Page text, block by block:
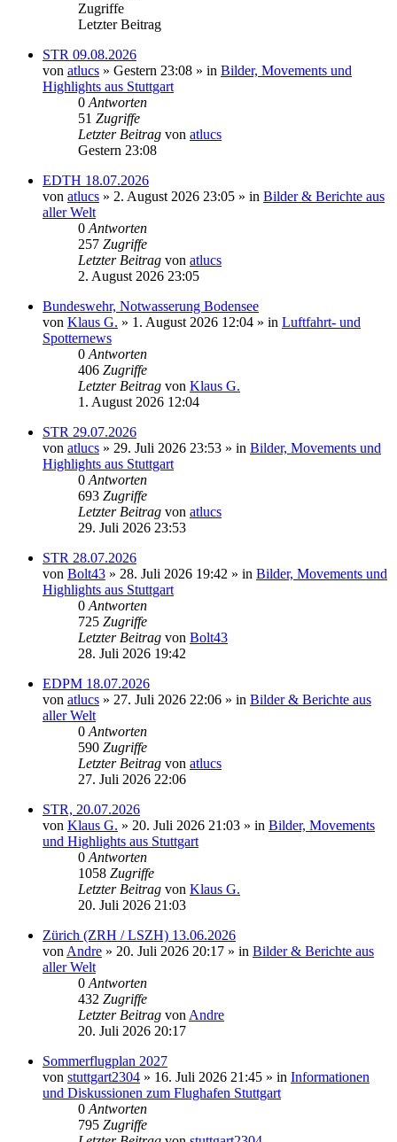
Zugriffe
Letzter Beitrag
STR 09.08.2026
von atlucs » Gestern 23:08 » in Bilder, Movements und
Highlights aus Stuttgart
0 Antworten
51 Zugriffe
Letzter Beitrag von atlucs
Gestern 23:08
EDTH 18.07.2026
von atlucs » 2. August 2026 23:05 » in Bilder & Berichte aus
aller Welt
0 Antworten
257 Zugriffe
Letzter Beitrag von atlucs
2. August 2026 23:05
Bundeswehr, Notwasserung Bodensee
von Klaus G. » 1. August 2026 12:04 » in Luftfahrt- und
Spotternews
0 Antworten
406 Zugriffe
Letzter Beitrag von Klaus G.
1. August 2026 12:04
STR 29.07.2026
von atlucs » 29. Juli 2026 23:53 » in Bilder, Movements und
Highlights aus Stuttgart
0 Antworten
693 Zugriffe
Letzter Beitrag von atlucs
29. Juli 2026 23:53
STR 28.07.2026
von Bolt43 » 28. Juli 2026 19:42 » in Bilder, Movements und
Highlights aus Stuttgart
0 Antworten
725 Zugriffe
Letzter Beitrag von Bolt43
28. Juli 2026 19:42
EDPM 18.07.2026
von atlucs » 27. Juli 2026 22:06 » in Bilder & Berichte aus
aller Welt
0 Antworten
590 Zugriffe
Letzter Beitrag von atlucs
27. Juli 2026 22:06
STR, 20.07.2026
von Klaus G. » 20. Juli 2026 21:03 » in Bilder, Movements
und Highlights aus Stuttgart
0 Antworten
1058 Zugriffe
Letzter Beitrag von Klaus G.
20. Juli 2026 21:03
Zürich (ZRH / LSZH) 13.06.2026
von Andre » 20. Juli 2026 20:17 » in Bilder & Berichte aus
aller Welt
0 Antworten
432 Zugriffe
Letzter Beitrag von Andre
20. Juli 2026 20:17
Sommerflugplan 2027
von stuttgart2304 » 16. Juli 2026 21:45 » in Informationen
und Diskussionen zum Flughafen Stuttgart
0 Antworten
795 Zugriffe